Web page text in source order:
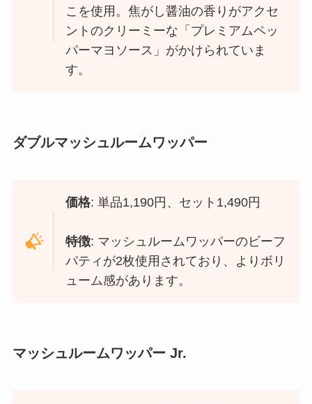
こを使用。焦がし醤油の香りがアクセ
ントのクリーミーな「プレミアムペッ
パーマヨソース」がかけられていま
す。
ダブルマッシュルームワッパー
価格: 単品1,190円、セット1,490円
特徴: マッシュルームワッパーのビーフ
パティが2枚使用されており、よりボリ
ューム感があります。
マッシュルームワッパー Jr.